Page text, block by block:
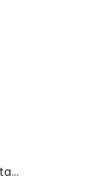
Flip Kotelot Realme Note 60x Vintage Yikatu